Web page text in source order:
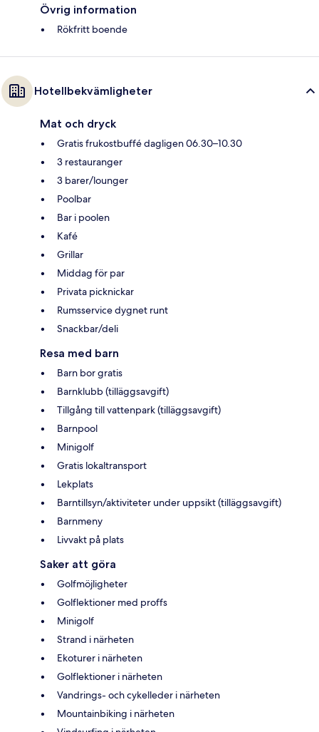
Övrig information
Rökfritt boende
Hotellbekvämligheter
Mat och dryck
Gratis frukostbuffé dagligen 06.30–10.30
3 restauranger
3 barer/lounger
Poolbar
Bar i poolen
Kafé
Grillar
Middag för par
Privata picknickar
Rumsservice dygnet runt
Snackbar/deli
Resa med barn
Barn bor gratis
Barnklubb (tilläggsavgift)
Tillgång till vattenpark (tilläggsavgift)
Barnpool
Minigolf
Gratis lokaltransport
Lekplats
Barntillsyn/aktiviteter under uppsikt (tilläggsavgift)
Barnmeny
Livvakt på plats
Saker att göra
Golfmöjligheter
Golflektioner med proffs
Minigolf
Strand i närheten
Ekoturer i närheten
Golflektioner i närheten
Vandrings- och cykelleder i närheten
Mountainbiking i närheten